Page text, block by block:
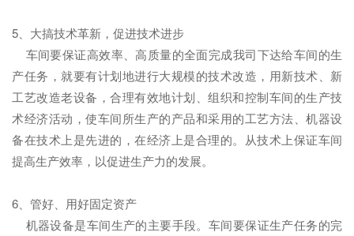
5、大搞技术革新，促进技术进步
车间要保证高效率、高质量的全面完成我司下达给车间的生
产任务，就要有计划地进行大规模的技术改造，用新技术、新
工艺改造老设备，合理有效地计划、组织和控制车间的生产技
术经济活动，使车间所生产的产品和采用的工艺方法、机器设
备在技术上是先进的，在经济上是合理的。从技术上保证车间
提高生产效率，以促进生产力的发展。
6、管好、用好固定资产
机器设备是车间生产的主要手段。车间要保证生产任务的完